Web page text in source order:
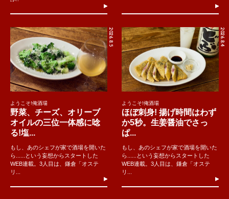
2026.8.5
ようこそ!俺酒場
野菜、チーズ、オリーブ
オイルの三位一体感に唸
る!塩...
もし、あのシェフが家で酒場を開いた
ら......という妄想からスタートした
WEB連載。3人目は、鎌倉「オステ
リ...
2026.8.4
ようこそ!俺酒場
ほぼ刺身! 揚げ時間はわず
か5秒。生姜醤油でさっ
ぱ...
もし、あのシェフが家で酒場を開いた
ら......という妄想からスタートした
WEB連載。3人目は、鎌倉「オステ
リ...